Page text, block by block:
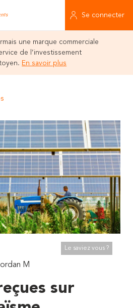
Se connecter
une marque commerciale
de l’investissement
En savoir plus
Le saviez vous ?
M
sur